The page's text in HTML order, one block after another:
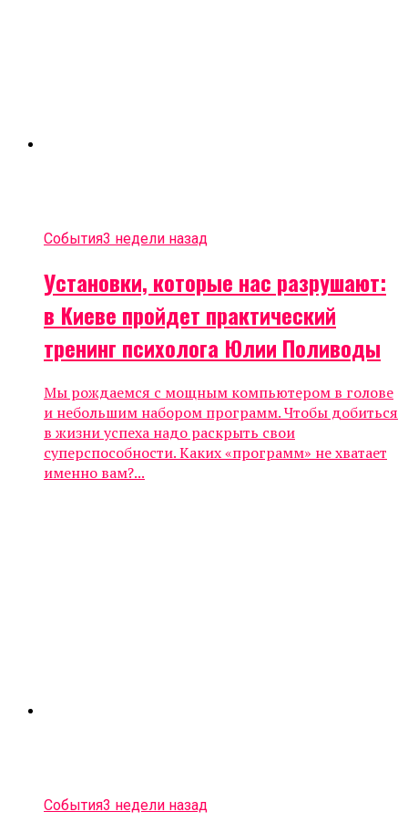
События3 недели назад
Установки, которые нас разрушают:
в Киеве пройдет практический
тренинг психолога Юлии Поливоды
Мы рождаемся с мощным компьютером в голове
и небольшим набором программ. Чтобы добиться
в жизни успеха надо раскрыть свои
суперспособности. Каких «программ» не хватает
именно вам?...
События3 недели назад